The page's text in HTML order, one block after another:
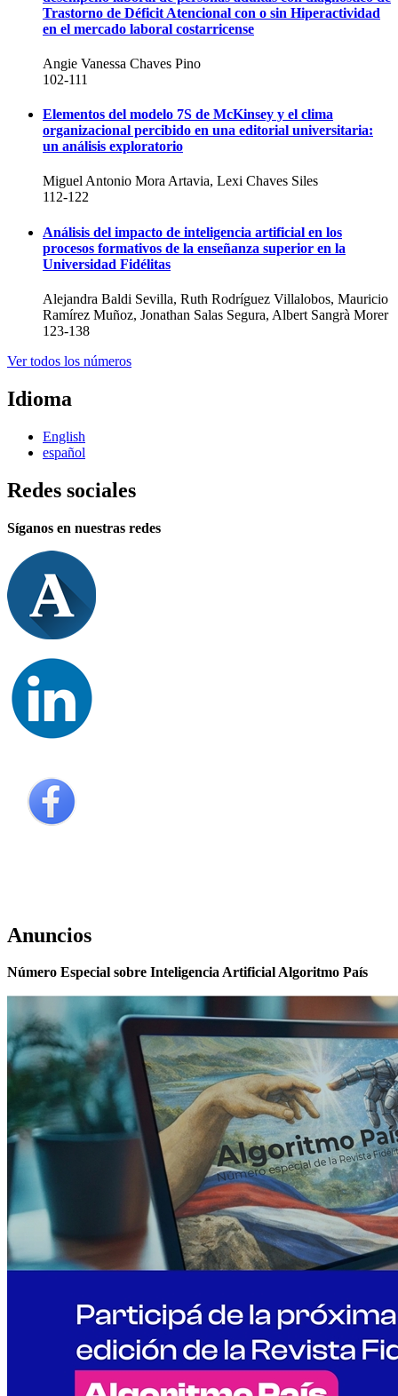
Trastorno de Déficit Atencional con o sin Hiperactividad
en el mercado laboral costarricense
Angie Vanessa Chaves Pino
102-111
Elementos del modelo 7S de McKinsey y el clima
organizacional percibido en una editorial universitaria:
un análisis exploratorio
Miguel Antonio Mora Artavia, Lexi Chaves Siles
112-122
Análisis del impacto de inteligencia artificial en los
procesos formativos de la enseñanza superior en la
Universidad Fidélitas
Alejandra Baldi Sevilla, Ruth Rodríguez Villalobos, Mauricio
Ramírez Muñoz, Jonathan Salas Segura, Albert Sangrà Morer
123-138
Ver todos los números
Idioma
English
español
Redes sociales
Síganos en nuestras redes
Anuncios
Número Especial sobre Inteligencia Artificial Algoritmo País